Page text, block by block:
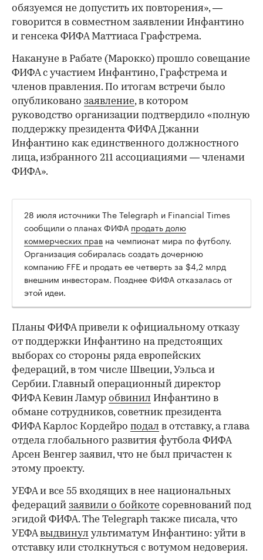
обязуемся не допустить их повторения», —
говорится в совместном заявлении Инфантино
и генсека ФИФА Маттиаса Графстрема.
Накануне в Рабате (Марокко) прошло совещание
ФИФА с участием Инфантино, Графстрема и
членов правления. По итогам встречи было
опубликовано заявление, в котором
руководство организации подтвердило «полную
поддержку президента ФИФА Джанни
Инфантино как единственного должностного
лица, избранного 211 ассоциациями — членами
ФИФА».
00:00 / 00:00
28 июля источники The Telegraph и Financial Times
сообщили о планах ФИФА продать долю
коммерческих прав на чемпионат мира по футболу.
Организация собиралась создать дочернюю
компанию FFE и продать ее четверть за $4,2 млрд
внешним инвесторам. Позднее ФИФА отказалась от
этой идеи.
Планы ФИФА привели к официальному отказу
от поддержки Инфантино на предстоящих
выборах со стороны ряда европейских
федераций, в том числе Швеции, Уэльса и
Сербии. Главный операционный директор
ФИФА Кевин Ламур обвинил Инфантино в
обмане сотрудников, советник президента
ФИФА Карлос Кордейро подал в отставку, а глава
отдела глобального развития футбола ФИФА
Арсен Венгер заявил, что не был причастен к
этому проекту.
УЕФА и все 55 входящих в нее национальных
федераций заявили о бойкоте соревнований под
эгидой ФИФА. The Telegraph также писала, что
УЕФАвыдвинул ультиматум Инфантино: уйти в
отставку или столкнуться с вотумом недоверия.